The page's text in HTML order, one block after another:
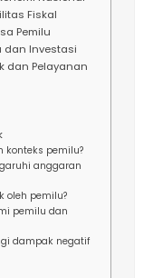
Fiskal
Pemilu
dan Investasi
dan Pelayanan
konteks pemilu?
anggaran
oleh pemilu?
pemilu dan
dampak negatif